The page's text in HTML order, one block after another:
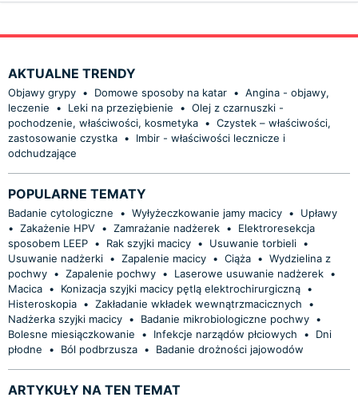
AKTUALNE TRENDY
Objawy grypy • Domowe sposoby na katar • Angina - objawy,
leczenie
• Leki na przeziębienie • Olej z czarnuszki -
pochodzenie, właściwości, kosmetyka • Czystek – właściwości,
zastosowanie czystka •
Imbir - właściwości lecznicze i
odchudzające
POPULARNE TEMATY
Badanie cytologiczne • Wyłyżeczkowanie jamy macicy •
Upławy
• Zakażenie HPV • Zamrażanie nadżerek •
Elektroresekcja
sposobem LEEP • Rak szyjki macicy • Usuwanie torbieli •
Usuwanie nadżerki • Zapalenie macicy • Ciąża • Wydzielina z
pochwy • Zapalenie pochwy • Laserowe usuwanie nadżerek •
Macica • Konizacja szyjki macicy pętlą elektrochirurgiczną •
Histeroskopia • Zakładanie wkładek wewnątrzmacicznych
•
Nadżerka szyjki macicy • Badanie mikrobiologiczne pochwy •
Bolesne miesiączkowanie
• Infekcje narządów płciowych •
Dni
płodne
• Ból podbrzusza • Badanie drożności jajowodów
ARTYKUŁY NA TEN TEMAT